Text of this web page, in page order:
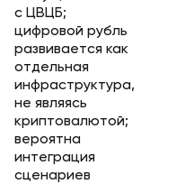
с ЦВЦБ;
цифровой рубль
развивается как
отдельная
инфраструктура,
не являясь
криптовалютой;
вероятна
интеграция
сценариев